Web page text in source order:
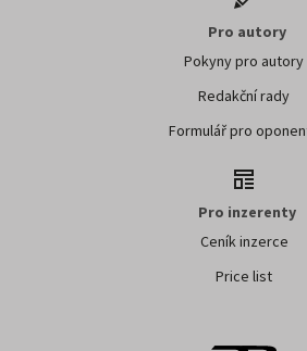
Pro autory
Pokyny pro autory
Redakční rady
Formulář pro
Pro inzerenty
Ceník inzerce
Price list